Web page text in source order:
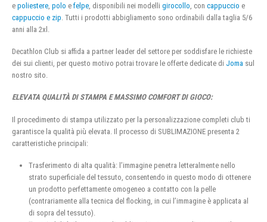
e poliestere polo e felpe , disponibili nei modelli girocollo , con cappuccio e
cappuccio e zip . Tutti i prodotti abbigliamento sono ordinabili dalla taglia 5/6
anni alla 2xl.
Decathlon Club si affida a partner leader del settore per soddisfare le richieste
dei sui clienti, per questo motivo potrai trovare le offerte dedicate di Joma sul
nostro sito.
ELEVATA QUALITÀ DI STAMPA E MASSIMO COMFORT DI GIOCO:
Il procedimento di stampa utilizzato per la personalizzazione completi club ti
garantisce la qualità più elevata. Il processo di SUBLIMAZIONE presenta 2
caratteristiche principali:
Trasferimento di alta qualità: l’immagine penetra letteralmente nello
strato superficiale del tessuto, consentendo in questo modo di ottenere
un prodotto perfettamente omogeneo a contatto con la pelle
(contrariamente alla tecnica del flocking, in cui l’immagine è applicata al
di sopra del tessuto).